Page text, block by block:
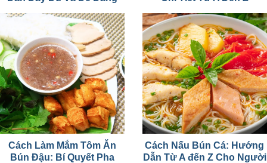
Cách Làm Mắm Tôm Ăn
Bún Đậu: Bí Quyết Pha
Cách Nấu Bún Cá: Hướng
Dẫn Từ A đến Z Cho Người